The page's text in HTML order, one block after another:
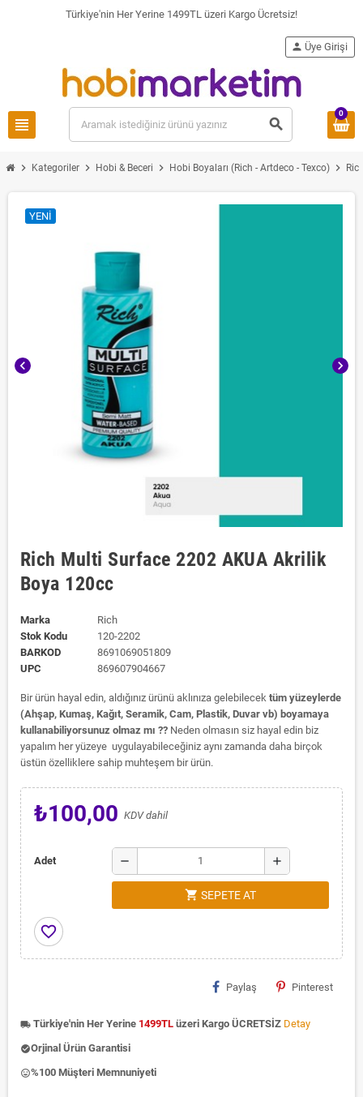
Türkiye'nin Her Yerine 1499TL üzeri Kargo Ücretsiz!
view_headline search
person Üye Girişi
0
chevron_right Kategoriler chevron_right Hobi & Beceri chevron_right Hobi Boyaları (Rich - Artdeco - Texco) chevron_right
chevron_left chevron_right
YENI
Rich Multi Surface 2202 AKUA Akrilik
Boya 120cc
Marka
Rich
Stok Kodu
120-2202
BARKOD
8691069051809
UPC
869607904667
Bir ürün hayal edin, aldığınız ürünü aklınıza gelebilecek tüm yüzeylerde
(Ahşap, Kumaş, Kağıt, Seramik, Cam, Plastik, Duvar vb) boyamaya
kullanabiliyorsunuz olmaz mı ?? Neden olmasın siz hayal edin biz
yapalım her yüzeye uygulayabileceğiniz aynı zamanda daha birçok
üstün özelliklere sahip muhteşem bir ürün.
₺100,00 KDV dahil
Adet remove add
shopping_cart SEPETE AT
favorite_border
Paylaş Pinterest
local_shipping Türkiye'nin Her Yerine 1499TL üzeri Kargo ÜCRETSİZ Detay
check_circleOrjinal Ürün Garantisi
insert_emoticon%100 Müşteri Memnuniyeti